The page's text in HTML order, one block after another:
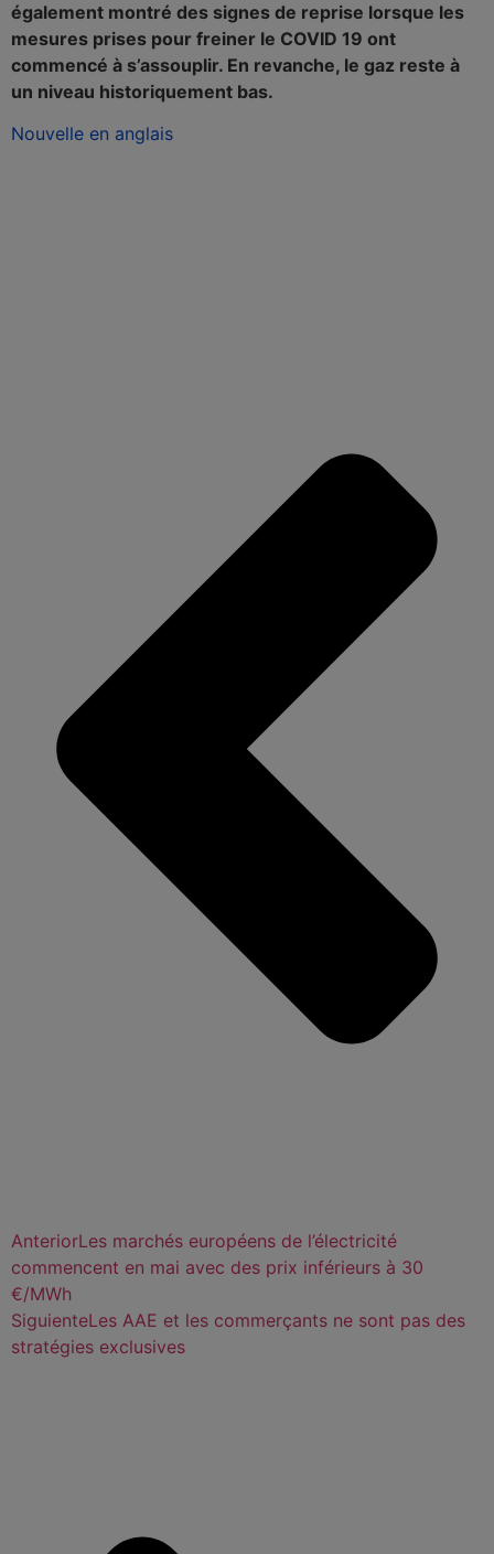
également montré des signes de reprise lorsque les
mesures prises pour freiner le COVID 19 ont
commencé à s’assouplir. En revanche, le gaz reste à
un niveau historiquement bas.
Nouvelle en anglais
AnteriorLes marchés européens de l’électricité
commencent en mai avec des prix inférieurs à 30
€/MWh
SiguienteLes AAE et les commerçants ne sont pas des
stratégies exclusives